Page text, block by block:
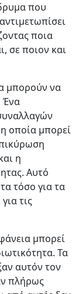
που
ποια
σε ποιον και
μπορούν να
Ένα
οποία μπορεί
η
Αυτό
τόσο για τα
τις
μπορεί
Τα
αυτόν τον
πλήρως